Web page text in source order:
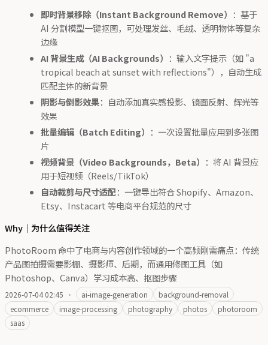
即时背景移除（Instant Background Remove） ：基于
AI 分割模型一键抠图，可处理发丝、毛绒、透明物体等复杂
边缘
AI 背景生成（AI Backgrounds） ：输入文字提示（如 "a
tropical beach at sunset with reflections"），自动生成
匹配主体的新背景
阴影与倒影效果：自动添加真实感投影、镜面反射、辉光等
效果
批量编辑（Batch Editing） ：一次设置批量应用到多张图
片
视频背景（Video Backgrounds，Beta） ：将 AI 背景应
用于短视频（Reels/TikTok）
自动裁剪与尺寸适配：一键导出符合 Shopify、Amazon、
Etsy、Instacart 等电商平台规范的尺寸
Why｜为什么值得关注
PhotoRoom 命中了电商与内容创作领域的一个高频刚需痛点：传统
产品图拍摄需要影棚、摄影师、后期，而通用修图工具（如
Photoshop、Canva）学习成本高、抠图步骤
2026-07-04 02:45 · ai-image-generation
background-removal
ecommerce
image-processing photography photos
photoroom
saas